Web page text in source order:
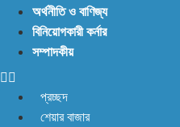
শেয়ারবাজার, নেপথ্যে কী?
অর্থনীতি ও বাণিজ্য
বিনিয়োগকারী কর্নার
সম্পাদকীয়
প্রচ্ছদ
শেয়ার বাজার